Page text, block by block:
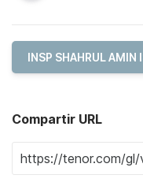
INSP SHAHRUL AMIN
Compartir URL